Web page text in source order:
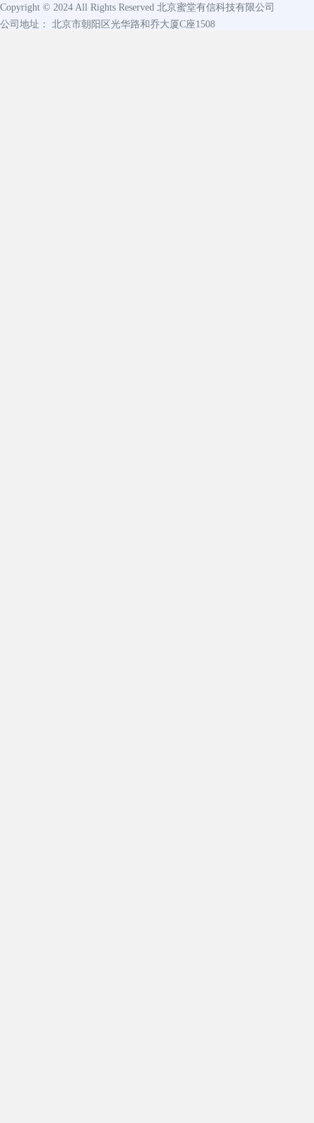
Copyright © 2024 All Rights Reserved 北京蜜堂有信科技有限公司
公司地址： 北京市朝阳区光华路和乔大厦C座1508